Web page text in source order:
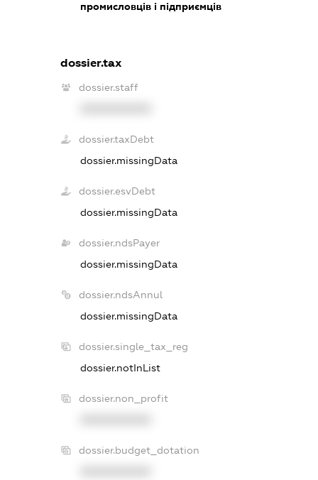
промисловців і підприємців
dossier.tax
dossier.staff
dossier.taxDebt
dossier.missingData
dossier.esvDebt
dossier.missingData
dossier.ndsPayer
dossier.missingData
dossier.ndsAnnul
dossier.missingData
dossier.single_tax_reg
dossier.notInList
dossier.non_profit
dossier.budget_dotation